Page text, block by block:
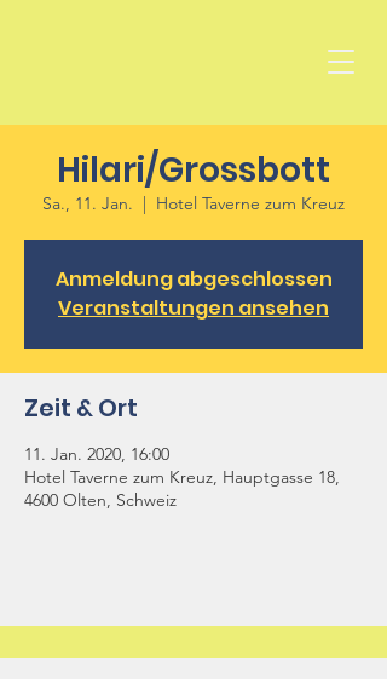
Hilari/Grossbott
Sa., 11. Jan.
  |
Hotel Taverne zum Kreuz
Anmeldung abgeschlossen
Veranstaltungen ansehen
Zeit & Ort
11. Jan. 2020, 16:00
Hotel Taverne zum Kreuz, Hauptgasse 18,
4600 Olten, Schweiz